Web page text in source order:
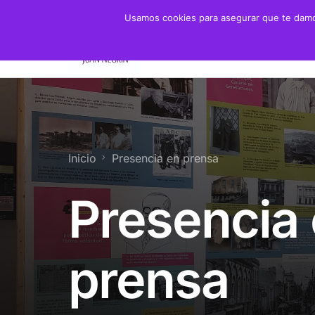
Presidente
Presidenta de Honor
Patronato y Consejo
Objetivos
Servicios
Inicio Presencia en prensa
Presencia
prensa
Usamos cookies para asegurar que te